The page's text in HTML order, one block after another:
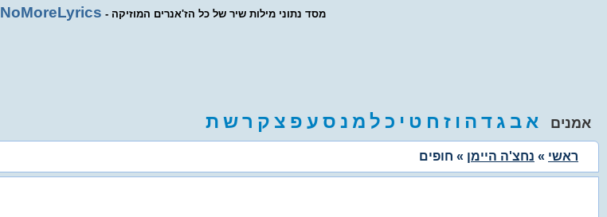
NoMoreLyrics - מסד נתוני מילות שיר של כל הז'אנרים המוזיקה
אמנים א ב ג ד ה ו ז ח ט י כ ל מ נ ס ע פ צ ק רש ת
ראשי » נחצ'ה היימן » חופים